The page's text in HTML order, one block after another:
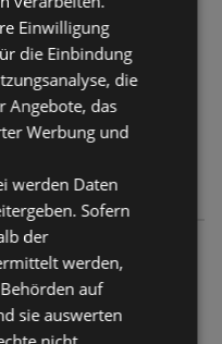
Einwilligung
die Einbindung
die
Angebote, das
Werbung und
werden Daten
Sofern
der
werden,
auf
sie auswerten